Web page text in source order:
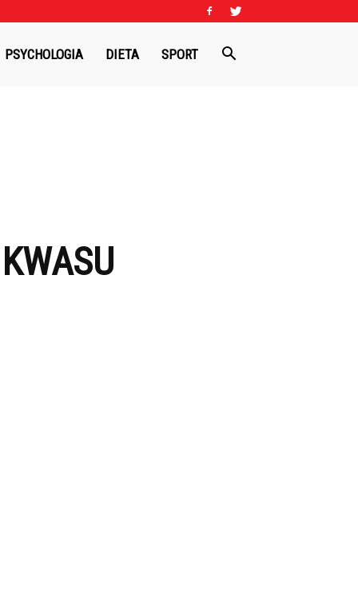
PSYCHOLOGIA DIETA SPORT